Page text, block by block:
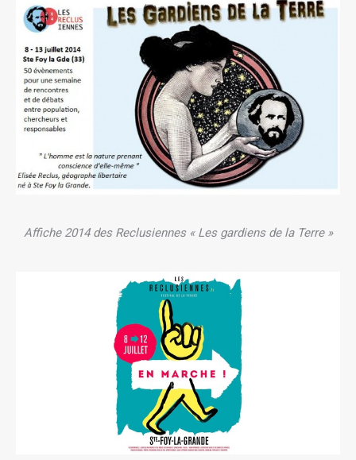
Affiche 2014 des Reclusiennes « Les gardiens de la Terre »